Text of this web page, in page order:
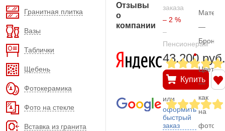
Гранитная плитка
Вазы
Таблички
Щебень
Фотокерамика
Фото на стекле
Вставка из гранита
Отзывы
о
компании
заказа
– 2 %
–
Пенсионерам
43.200 руб.
Купить
или
оформить
быстрый
заказ
—
Бронза
Цвет
—
как
на
фото